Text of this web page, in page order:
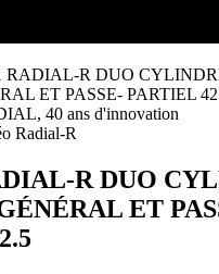
R DUO
ET